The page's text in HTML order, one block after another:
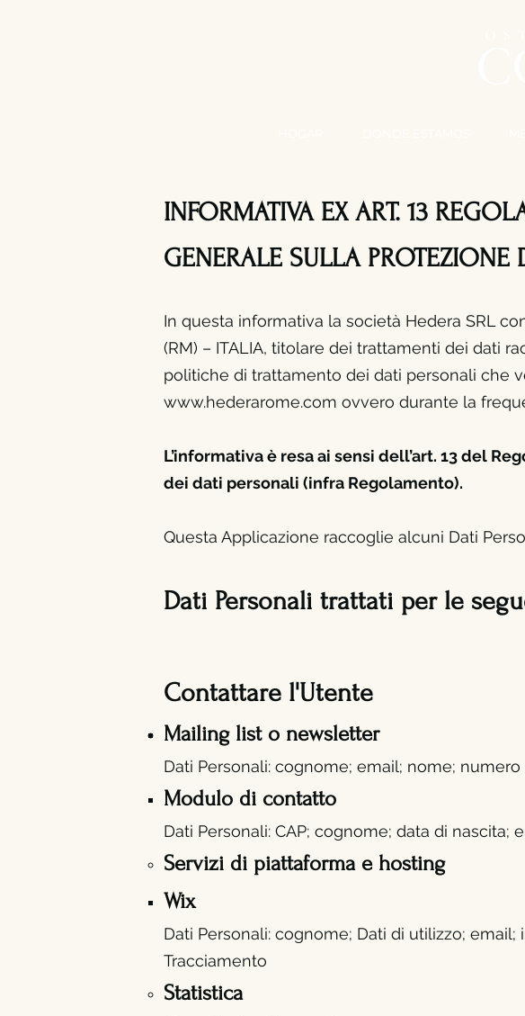
INFORMATIVA EX ART. 13
GENERALE SULLA PROTEZIONE
In questa informativa la società Hedera SRL
(RM) – ITALIA, titolare dei trattamenti dei dati
politiche di trattamento dei dati personali che
www.hederarome.com ovvero durante la
L’informativa è resa ai sensi dell’art. 13 del
dei dati personali (infra Regolamento).
Questa Applicazione raccoglie alcuni Dati
Dati Personali trattati per le
Contattare l'Utente
Mailing list o newsletter
Dati Personali: cognome; email; nome;
Modulo di contatto
Dati Personali: CAP; cognome; data di nascita;
Servizi di piattaforma e hosting
Wix
Dati Personali: cognome; Dati di utilizzo; email;
Tracciamento
Statistica